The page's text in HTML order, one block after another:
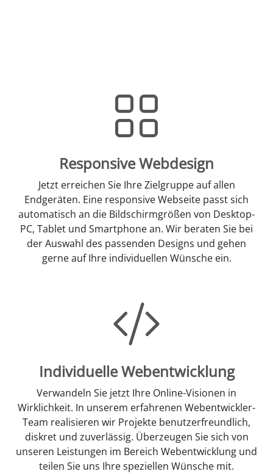
Responsive Webdesign
Jetzt erreichen Sie Ihre Zielgruppe auf allen
Endgeräten. Eine responsive Webseite passt sich
automatisch an die Bildschirmgrößen von Desktop-
PC, Tablet und Smartphone an. Wir beraten Sie bei
der Auswahl des passenden Designs und gehen
gerne auf Ihre individuellen Wünsche ein.
Individuelle Webentwicklung
Verwandeln Sie jetzt Ihre Online-Visionen in
Wirklichkeit. In unserem erfahrenen Webentwickler-
Team realisieren wir Projekte benutzerfreundlich,
diskret und zuverlässig. Überzeugen Sie sich von
unseren Leistungen im Bereich Webentwicklung und
teilen Sie uns Ihre speziellen Wünsche mit.